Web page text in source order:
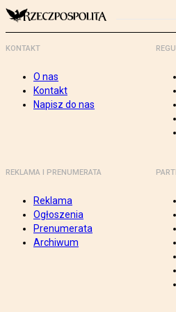
KONTAKT
O nas
Kontakt
Napisz do nas
REKLAMA I PRENUMERATA
Reklama
Ogłoszenia
Prenumerata
Archiwum